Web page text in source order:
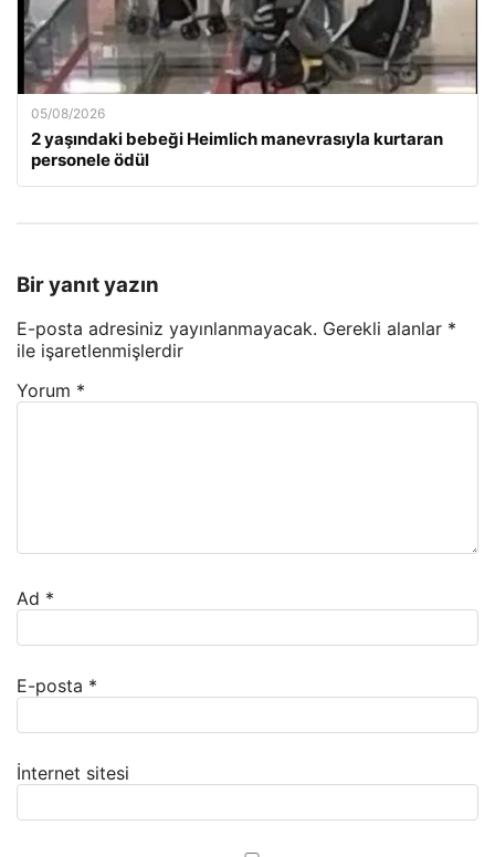
05/08/2026
2 yaşındaki bebeği Heimlich manevrasıyla kurtaran
personele ödül
Bir yanıt yazın
E-posta adresiniz yayınlanmayacak. Gerekli alanlar *
ile işaretlenmişlerdir
Yorum *
Ad *
E-posta *
İnternet sitesi